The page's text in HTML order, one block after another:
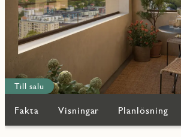
Till salu
Fakta Visningar Planlösning